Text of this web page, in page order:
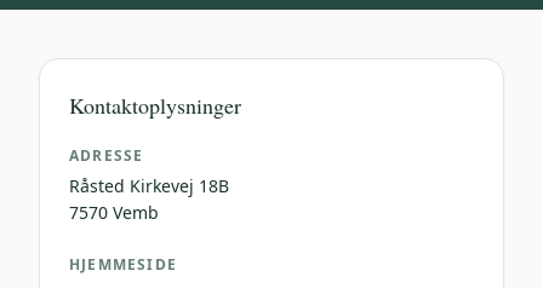
Kontaktoplysninger
ADRESSE
Råsted Kirkevej 18B
7570 Vemb
HJEMMESIDE